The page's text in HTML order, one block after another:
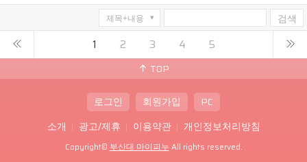
검색
1 2 3 4 5
TOP
로그인 회원가입
PC
소개
광고/제휴 이용약관 개인정보처리방침
Copyright© 부산대 마이피누 All rights reserved.